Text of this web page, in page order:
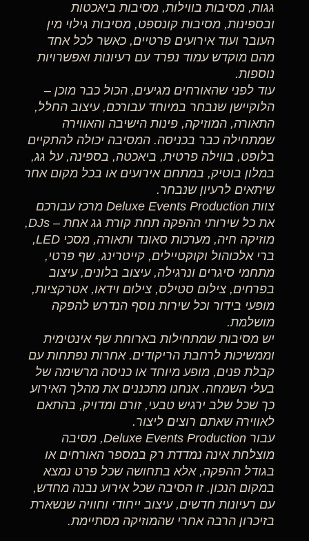
גגות, מסיבות בווילות, מסיבות ביאכטות
ובספינות, מסיבות קונספט, מסיבות גילוי מין
העובר ועוד אירועים פרטיים, כאשר לכל אחד
מהם מוקדש עמוד נפרד עם רעיונות ואפשרויות
נוספות.
עוד לפני שהאורחים מגיעים, הכול כבר מוכן –
הלוקיישן שנבחר במיוחד עבורכם, עיצוב החלל,
התאורה, המוזיקה, פינות הישיבה והאווירה
שמתחילה כבר בכניסה. המסיבה יכולה להתקיים
בלופט, בווילה פרטית, ביאכטה, בספינה, על גג,
במלון בוטיק, במתחם אירועים או בכל מקום אחר
שיתאים לרעיון שנבחר.
צוות Deluxe Events Production מרכז עבורכם
את כל שירותי ההפקה תחת קורת גג אחת – DJs,
מוזיקה חיה, מערכות סאונד ותאורה, מסכי LED,
ברי אלכוהול וקוקטיילים, קייטרינג, שף פרטי,
מתחמי סיגרים ונרגילה, עיצוב בלונים, עיצוב
בפרחים, צילום סטילס, צילום וידאו, אטרקציות,
מופעי בידור וכל שירות נוסף הנדרש להפקה
מושלמת.
יש מסיבות שמתחילות בארוחת שף אינטימית
וממשיכות לרחבת הריקודים. אחרות נפתחות עם
קבלת פנים, מופע מיוחד או כניסה מרשימה של
בעלי השמחה. אנחנו מתכננים את מהלך האירוע
כך שכל שלב ירגיש טבעי, זורם ומדויק, בהתאם
לאווירה שאתם רוצים ליצור.
עבור Deluxe Events Production, מסיבה
מוצלחת אינה נמדדת רק במספר האורחים או
בגודל ההפקה, אלא בתחושה שכל פרט נמצא
במקום הנכון. זו הסיבה שכל אירוע נבנה מחדש,
עם רעיונות חדשים, עיצוב ייחודי וחוויה שנשארת
בזיכרון הרבה אחרי שהמוזיקה מסתיימת.